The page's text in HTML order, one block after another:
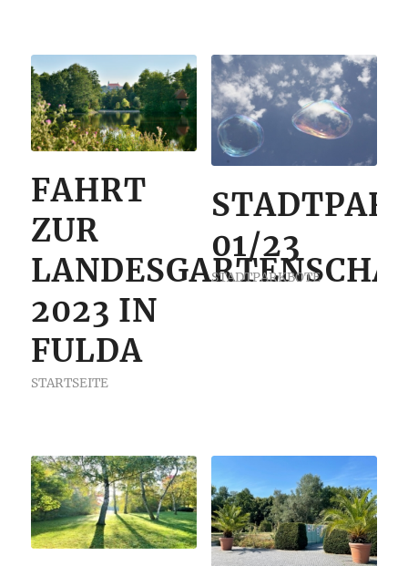
FAHRT
ZUR
2023 IN
FULDA
STARTSEITE
01/23
STADTPARKBOTE